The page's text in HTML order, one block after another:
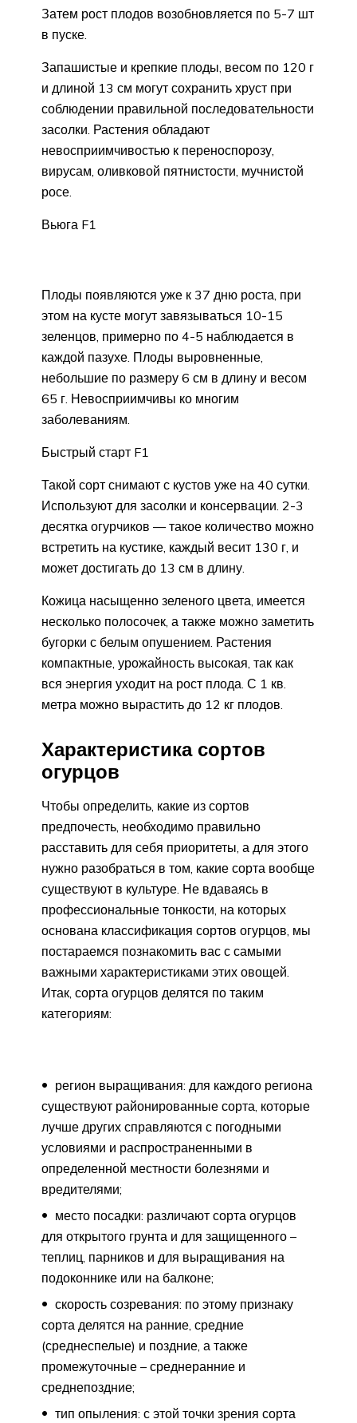
Затем рост плодов возобновляется по 5-7 шт
в пуске.
Запашистые и крепкие плоды, весом по 120 г
и длиной 13 см могут сохранить хруст при
соблюдении правильной последовательности
засолки. Растения обладают
невосприимчивостью к переноспорозу,
вирусам, оливковой пятнистости, мучнистой
росе.
Вьюга F1
Плоды появляются уже к 37 дню роста, при
этом на кусте могут завязываться 10-15
зеленцов, примерно по 4-5 наблюдается в
каждой пазухе. Плоды выровненные,
небольшие по размеру 6 см в длину и весом
65 г. Невосприимчивы ко многим
заболеваниям.
Быстрый старт F1
Такой сорт снимают с кустов уже на 40 сутки.
Используют для засолки и консервации. 2-3
десятка огурчиков — такое количество можно
встретить на кустике, каждый весит 130 г, и
может достигать до 13 см в длину.
Кожица насыщенно зеленого цвета, имеется
несколько полосочек, а также можно заметить
бугорки с белым опушением. Растения
компактные, урожайность высокая, так как
вся энергия уходит на рост плода. С 1 кв.
метра можно вырастить до 12 кг плодов.
Характеристика сортов
огурцов
Чтобы определить, какие из сортов
предпочесть, необходимо правильно
расставить для себя приоритеты, а для этого
нужно разобраться в том, какие сорта вообще
существуют в культуре. Не вдаваясь в
профессиональные тонкости, на которых
основана классификация сортов огурцов, мы
постараемся познакомить вас с самыми
важными характеристиками этих овощей.
Итак, сорта огурцов делятся по таким
категориям:
регион выращивания: для каждого региона
существуют районированные сорта, которые
лучше других справляются с погодными
условиями и распространенными в
определенной местности болезнями и
вредителями;
место посадки: различают сорта огурцов
для открытого грунта и для защищенного –
теплиц, парников и для выращивания на
подоконнике или на балконе;
скорость созревания: по этому признаку
сорта делятся на ранние, средние
(среднеспелые) и поздние, а также
промежуточные – среднеранние и
среднепоздние;
тип опыления: с этой точки зрения сорта